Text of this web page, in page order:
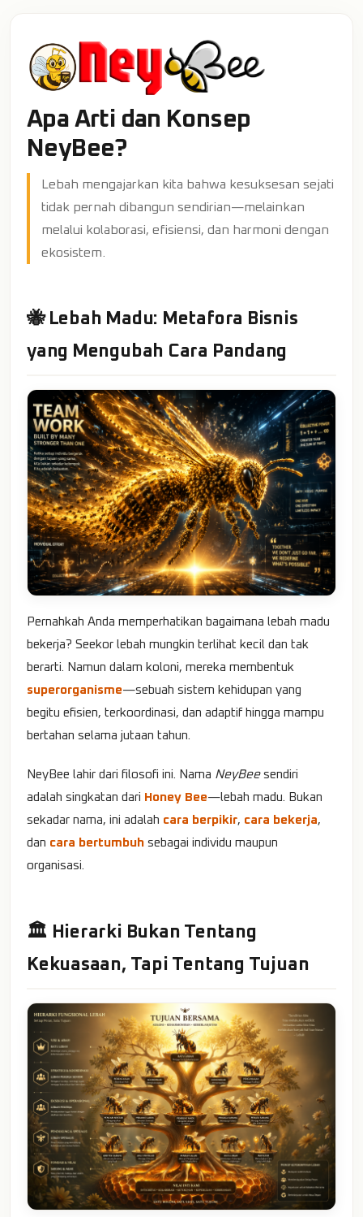
Apa Arti dan Konsep
NeyBee?
Lebah mengajarkan kita bahwa kesuksesan sejati
tidak pernah dibangun sendirian—melainkan
melalui kolaborasi, efisiensi, dan harmoni dengan
ekosistem.
🐝 Lebah Madu: Metafora Bisnis
yang Mengubah Cara Pandang
Pernahkah Anda memperhatikan bagaimana lebah madu
bekerja? Seekor lebah mungkin terlihat kecil dan tak
berarti. Namun dalam koloni, mereka membentuk
superorganisme—sebuah sistem kehidupan yang
begitu efisien, terkoordinasi, dan adaptif hingga mampu
bertahan selama jutaan tahun.
NeyBee lahir dari filosofi ini. Nama NeyBeesendiri
adalah singkatan dari Honey Bee—lebah madu. Bukan
sekadar nama, ini adalah cara berpikir, cara bekerja,
dan cara bertumbuh sebagai individu maupun
organisasi.
🏛️ Hierarki Bukan Tentang
Kekuasaan, Tapi Tentang Tujuan